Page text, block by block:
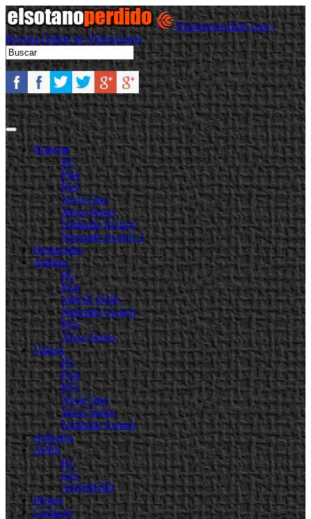
Elsotanoperdido.com -
Revista Online de Videojuegos
Noticias
PC
PS4
PS5
Xbox One
Xbox Series
Nintendo Switch
Nintendo Switch 2
Destacadas
Análisis
PC
PS4
XBOX ONE
Nintendo Switch
PS5
Xbox Series
Videos
PC
PS4
PS5
Xbox One
Xbox Series
Nintendo Switch
Artículos
APPS
PC
iOS
ANDROID
Prensa
Contacto